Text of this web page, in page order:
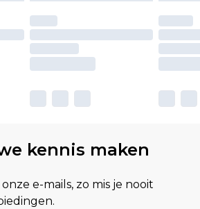
kennis maken
e-mails, zo mis je nooit